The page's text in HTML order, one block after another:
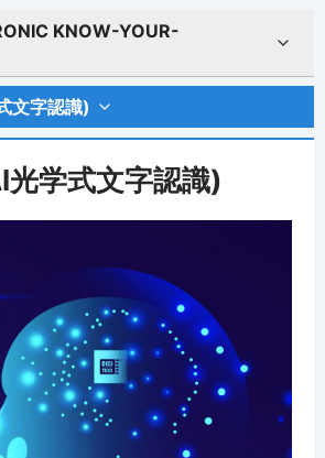
KNOW-YOUR-
文字認識)
光学式文字認識)